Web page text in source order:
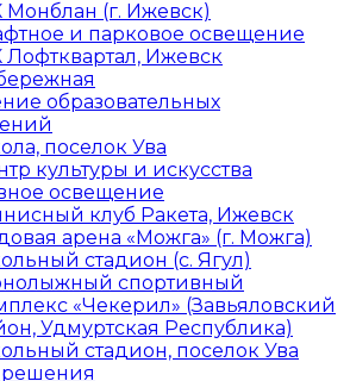
(г. Ижевск)
и парковое освещение
Ижевск
образовательных
поселок Ува
культуры и искусства
освещение
клуб Ракета, Ижевск
арена «Можга» (г. Можга)
стадион (с. Ягул)
спортивный
«Чекерил» (Завьяловский
Удмуртская Республика)
стадион, поселок Ува